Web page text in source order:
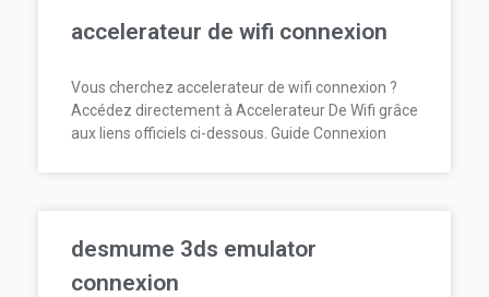
accelerateur de wifi connexion
Vous cherchez accelerateur de wifi connexion ?
Accédez directement à Accelerateur De Wifi grâce
aux liens officiels ci-dessous. Guide Connexion
desmume 3ds emulator
connexion